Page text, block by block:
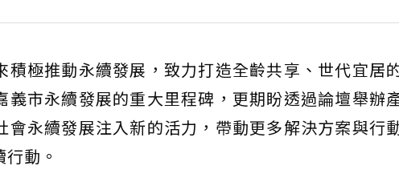
積極推動永續發展，致力打造全齡共享、世代宜居
義市永續發展的重大里程碑，更期盼透過論壇舉辦
永續發展注入新的活力，帶動更多解決方案與行
動。